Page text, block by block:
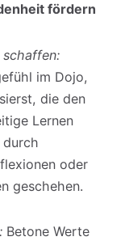
fördern
im Dojo,
die den
Lernen
durch
oder
geschehen.
Betone Werte